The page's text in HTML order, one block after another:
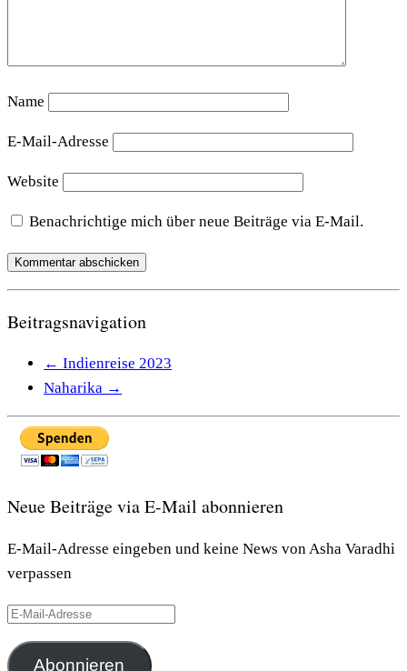
Name
E-Mail-Adresse
Website
Benachrichtige mich über neue Beiträge via E-Mail.
Beitragsnavigation
← Indienreise 2023
Naharika →
Neue Beiträge via E-Mail abonnieren
E-Mail-Adresse eingeben und keine News von Asha Varadhi
verpassen
E-
AdresseAbonnieren